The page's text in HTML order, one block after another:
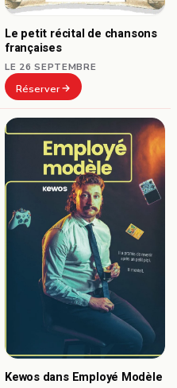
Le petit récital de chansons
françaises
LE 26 SEPTEMBRE
Réserver
Kewos dans Employé Modèle